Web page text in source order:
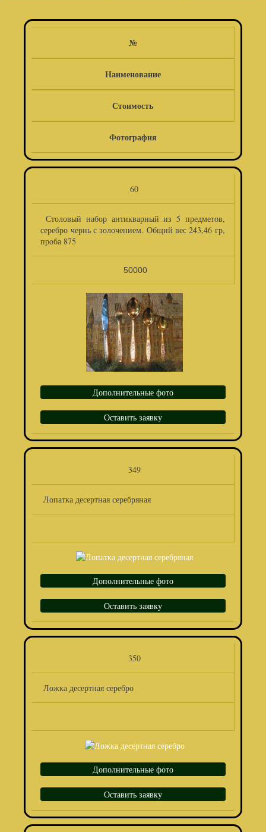
№
Наименование
Стоимость
Фотография
60
Столовый набор антикварный из 5 предметов,
серебро чернь с золочением. Общий вес 243,46 гр,
проба 875
50000
Дополнительные фото
Оставить заявку
349
Лопатка десертная серебряная
Дополнительные фото
Оставить заявку
350
Ложка десертная серебро
Дополнительные фото
Оставить заявку